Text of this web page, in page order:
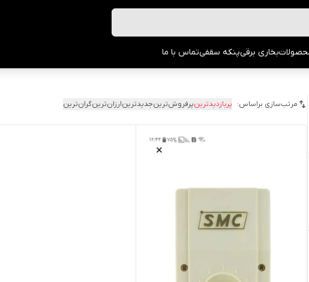
بخاری برقیپنکه سقفیتماس با ما
مرتب‌سازی براساس: پربازدیدترینپرفروش‌ترینجدیدترینارزان‌ترینگران‌ترین